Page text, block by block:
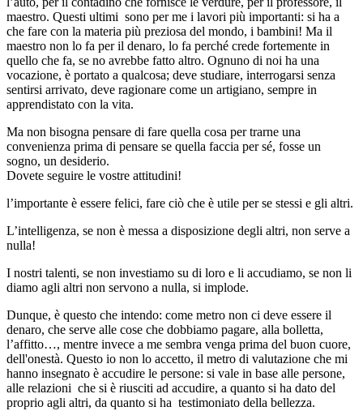
maestro. Questi ultimi sono per me i lavori più importanti: si ha a
che fare con la materia più preziosa del mondo, i bambini! Ma il
maestro non lo fa per il denaro, lo fa perché crede fortemente in
quello che fa, se no avrebbe fatto altro. Ognuno di noi ha una
vocazione, è portato a qualcosa; deve studiare, interrogarsi senza
sentirsi arrivato, deve ragionare come un artigiano, sempre in
apprendistato con la vita.
Ma non bisogna pensare di fare quella cosa per trarne una
convenienza prima di pensare se quella faccia per sé, fosse un
sogno, un desiderio.
Dovete seguire le vostre attitudini!
l’importante è essere felici, fare ciò che è utile per se stessi e gli altri.
L’intelligenza, se non è messa a disposizione degli altri, non serve a
nulla!
I nostri talenti, se non investiamo su di loro e li accudiamo, se non li
diamo agli altri non servono a nulla, si implode.
Dunque, è questo che intendo: come metro non ci deve essere il
denaro, che serve alle cose che dobbiamo pagare, alla bolletta,
l’affitto…, mentre invece a me sembra venga prima del buon cuore,
dell'onestà. Questo io non lo accetto, il metro di valutazione che mi
hanno insegnato è accudire le persone: si vale in base alle persone,
alle relazioni che si è riusciti ad accudire, a quanto si ha dato del
proprio agli altri, da quanto si ha testimoniato della bellezza.